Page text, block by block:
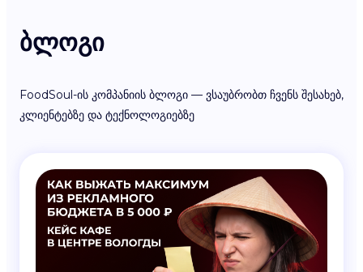
ბლოგი
FoodSoul-ის კომპანიის ბლოგი — ვსაუბრობთ ჩვენს შესახებ,
კლიენტებზე და ტექნოლოგიებზე